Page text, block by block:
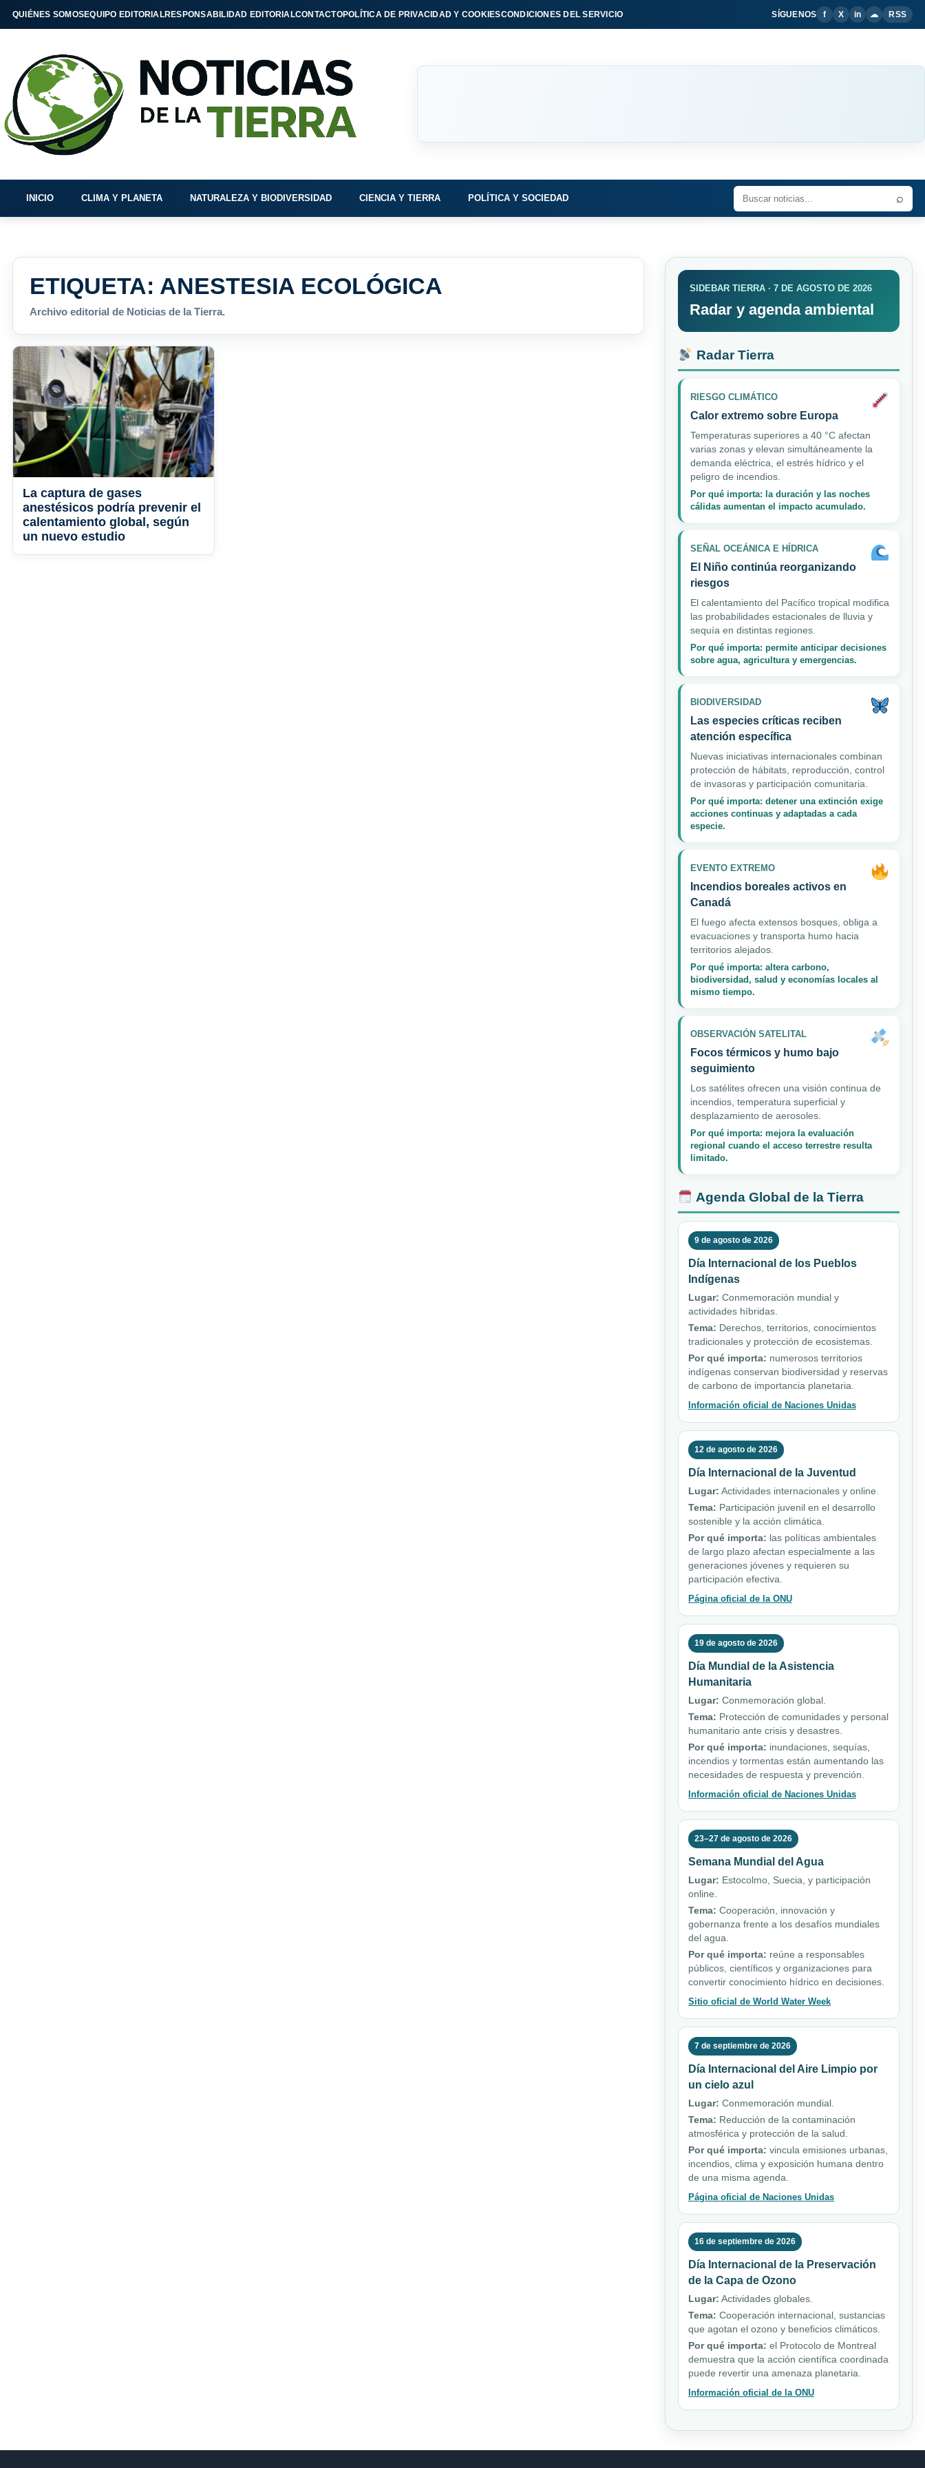
QUIÉNES SOMOSEQUIPO EDITORIALRESPONSABILIDAD EDITORIALCONTACTOPOLÍTICA DE PRIVACIDAD Y COOKIESCONDICIONES DEL SERVICIO SÍGUENOS f X in ☁ RSS
INICIO CLIMA Y PLANETA NATURALEZA Y BIODIVERSIDAD CIENCIA Y TIERRA POLÍTICA Y SOCIEDAD ⌕
ETIQUETA: ANESTESIA ECOLÓGICA
Archivo editorial de Noticias de la Tierra.
La captura de gases
anestésicos podría prevenir el
calentamiento global, según
un nuevo estudio
SIDEBAR TIERRA · 7 DE AGOSTO DE 2026
Radar y agenda ambiental
Radar Tierra
RIESGO CLIMÁTICO
Calor extremo sobre Europa
Temperaturas superiores a 40 °C afectan
varias zonas y elevan simultáneamente la
demanda eléctrica, el estrés hídrico y el
peligro de incendios.
Por qué importa: la duración y las noches
cálidas aumentan el impacto acumulado.
SEÑAL OCEÁNICA E HÍDRICA
El Niño continúa reorganizando
riesgos
El calentamiento del Pacífico tropical modifica
las probabilidades estacionales de lluvia y
sequía en distintas regiones.
Por qué importa: permite anticipar decisiones
sobre agua, agricultura y emergencias.
BIODIVERSIDAD
Las especies críticas reciben
atención específica
Nuevas iniciativas internacionales combinan
protección de hábitats, reproducción, control
de invasoras y participación comunitaria.
Por qué importa: detener una extinción exige
acciones continuas y adaptadas a cada
especie.
EVENTO EXTREMO
Incendios boreales activos en
Canadá
El fuego afecta extensos bosques, obliga a
evacuaciones y transporta humo hacia
territorios alejados.
Por qué importa: altera carbono,
biodiversidad, salud y economías locales al
mismo tiempo.
OBSERVACIÓN SATELITAL
Focos térmicos y humo bajo
seguimiento
Los satélites ofrecen una visión continua de
incendios, temperatura superficial y
desplazamiento de aerosoles.
Por qué importa: mejora la evaluación
regional cuando el acceso terrestre resulta
limitado.
Agenda Global de la Tierra
9 de agosto de 2026
Día Internacional de los Pueblos
Indígenas
Lugar: Conmemoración mundial y
actividades híbridas.
Tema: Derechos, territorios, conocimientos
tradicionales y protección de ecosistemas.
Por qué importa: numerosos territorios
indígenas conservan biodiversidad y reservas
de carbono de importancia planetaria.
Información oficial de Naciones Unidas
12 de agosto de 2026
Día Internacional de la Juventud
Lugar: Actividades internacionales y online.
Tema: Participación juvenil en el desarrollo
sostenible y la acción climática.
Por qué importa: las políticas ambientales
de largo plazo afectan especialmente a las
generaciones jóvenes y requieren su
participación efectiva.
Página oficial de la ONU
19 de agosto de 2026
Día Mundial de la Asistencia
Humanitaria
Lugar: Conmemoración global.
Tema: Protección de comunidades y personal
humanitario ante crisis y desastres.
Por qué importa: inundaciones, sequías,
incendios y tormentas están aumentando las
necesidades de respuesta y prevención.
Información oficial de Naciones Unidas
23–27 de agosto de 2026
Semana Mundial del Agua
Lugar: Estocolmo, Suecia, y participación
online.
Tema: Cooperación, innovación y
gobernanza frente a los desafíos mundiales
del agua.
Por qué importa: reúne a responsables
públicos, científicos y organizaciones para
convertir conocimiento hídrico en decisiones.
Sitio oficial de World Water Week
7 de septiembre de 2026
Día Internacional del Aire Limpio por
un cielo azul
Lugar: Conmemoración mundial.
Tema: Reducción de la contaminación
atmosférica y protección de la salud.
Por qué importa: vincula emisiones urbanas,
incendios, clima y exposición humana dentro
de una misma agenda.
Página oficial de Naciones Unidas
16 de septiembre de 2026
Día Internacional de la Preservación
de la Capa de Ozono
Lugar: Actividades globales.
Tema: Cooperación internacional, sustancias
que agotan el ozono y beneficios climáticos.
Por qué importa: el Protocolo de Montreal
demuestra que la acción científica coordinada
puede revertir una amenaza planetaria.
Información oficial de la ONU